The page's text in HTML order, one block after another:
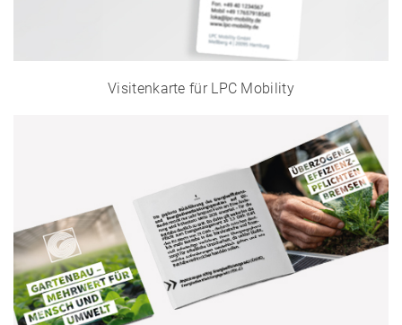
Visitenkarte für LPC Mobility